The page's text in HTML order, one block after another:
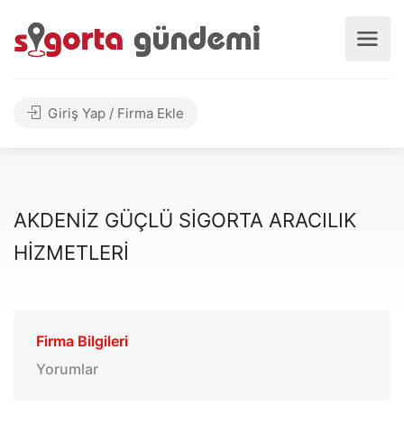
Giriş Yap / Firma Ekle
AKDENİZ GÜÇLÜ SİGORTA ARACILIK
HİZMETLERİ
Firma Bilgileri
Yorumlar